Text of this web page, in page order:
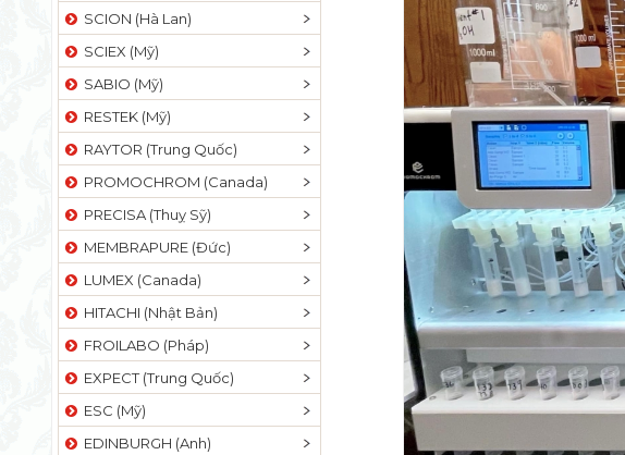
SCION (Hà Lan)
SCIEX (Mỹ)
SABIO (Mỹ)
RESTEK (Mỹ)
RAYTOR (Trung Quốc)
PROMOCHROM (Canada)
PRECISA (Thuỵ Sỹ)
MEMBRAPURE (Đức)
LUMEX (Canada)
HITACHI (Nhật Bản)
FROILABO (Pháp)
EXPECT (Trung Quốc)
ESC (Mỹ)
EDINBURGH (Anh)